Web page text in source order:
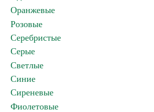
Оранжевые
Розовые
Серебристые
Серые
Светлые
Синие
Сиреневые
Фиолетовые